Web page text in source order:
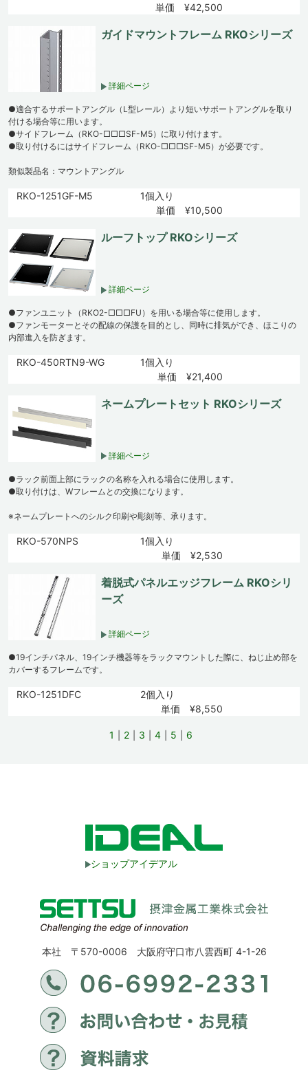
単価 ¥42,500
ガイドマウントフレーム RKOシリーズ
詳細ページ
●適合するサポートアングル（L型レール）より短いサポートアングルを取り
付ける場合等に用います。
●サイドフレーム（RKO-□□□SF-M5）に取り付けます。
●取り付けるにはサイドフレーム（RKO-□□□SF-M5）が必要です。
類似製品名：マウントアングル
RKO-1251GF-M5
1個入り
単価 ¥10,500
ルーフトップ RKOシリーズ
詳細ページ
●ファンユニット（RKO2-□□□FU）を用いる場合等に使用します。
●ファンモーターとその配線の保護を目的とし、同時に排気ができ、ほこりの
内部進入を防ぎます。
RKO-450RTN9-WG
1個入り
単価 ¥21,400
ネームプレートセット RKOシリーズ
詳細ページ
●ラック前面上部にラックの名称を入れる場合に使用します。
●取り付けは、Wフレームとの交換になります。
※ネームプレートへのシルク印刷や彫刻等、承ります。
RKO-570NPS
1個入り
単価 ¥2,530
着脱式パネルエッジフレーム RKOシリ
ーズ
詳細ページ
●19インチパネル、19インチ機器等をラックマウントした際に、ねじ止め部を
カバーするフレームです。
RKO-1251DFC
2個入り
単価 ¥8,550
1 2 3 4 5 6
ショップアイデアル
本社 〒570-0006 大阪府守口市八雲西町 4-1-26